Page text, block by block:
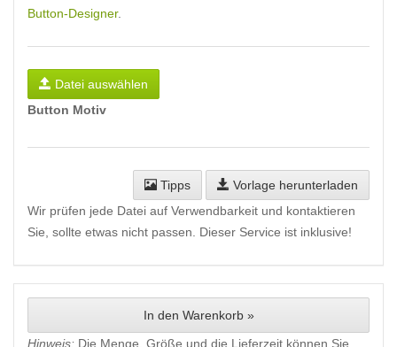
Button-Designer.
Datei auswählen
Button Motiv
Tipps
Vorlage herunterladen
Wir prüfen jede Datei auf Verwendbarkeit und kontaktieren
Sie, sollte etwas nicht passen. Dieser Service ist inklusive!
In den Warenkorb »
Hinweis: Die Menge, Größe und die Lieferzeit können Sie